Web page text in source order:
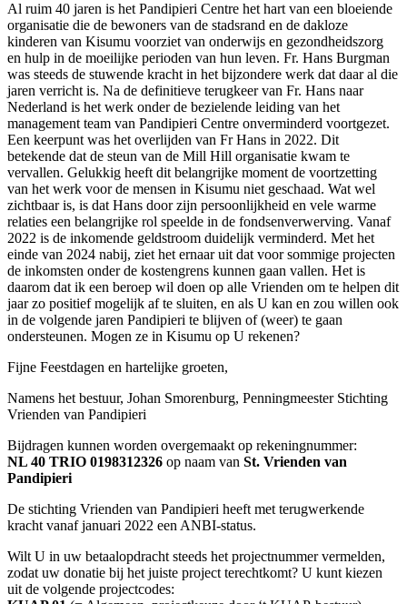
Al ruim 40 jaren is het Pandipieri Centre het hart van een bloeiende
organisatie die de bewoners van de stadsrand en de dakloze
kinderen van Kisumu voorziet van onderwijs en gezondheidszorg
en hulp in de moeilijke perioden van hun leven. Fr. Hans Burgman
was steeds de stuwende kracht in het bijzondere werk dat daar al die
jaren verricht is. Na de definitieve terugkeer van Fr. Hans naar
Nederland is het werk onder de bezielende leiding van het
management team van Pandipieri Centre onverminderd voortgezet.
Een keerpunt was het overlijden van Fr Hans in 2022. Dit
betekende dat de steun van de Mill Hill organisatie kwam te
vervallen. Gelukkig heeft dit belangrijke moment de voortzetting
van het werk voor de mensen in Kisumu niet geschaad. Wat wel
zichtbaar is, is dat Hans door zijn persoonlijkheid en vele warme
relaties een belangrijke rol speelde in de fondsenverwerving. Vanaf
2022 is de inkomende geldstroom duidelijk verminderd. Met het
einde van 2024 nabij, ziet het ernaar uit dat voor sommige projecten
de inkomsten onder de kostengrens kunnen gaan vallen. Het is
daarom dat ik een beroep wil doen op alle Vrienden om te helpen dit
jaar zo positief mogelijk af te sluiten, en als U kan en zou willen ook
in de volgende jaren Pandipieri te blijven of (weer) te gaan
ondersteunen. Mogen ze in Kisumu op U rekenen?
Fijne Feestdagen en hartelijke groeten,
Namens het bestuur, Johan Smorenburg, Penningmeester Stichting
Vrienden van Pandipieri
Bijdragen kunnen worden overgemaakt op rekeningnummer:
NL 40 TRIO 0198312326 op naam van St. Vrienden van
Pandipieri
De stichting Vrienden van Pandipieri heeft met terugwerkende
kracht vanaf januari 2022 een ANBI-status.
Wilt U in uw betaalopdracht steeds het projectnummer vermelden,
zodat uw donatie bij het juiste project terechtkomt? U kunt kiezen
uit de volgende projectcodes: